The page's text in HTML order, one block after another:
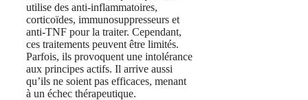
utilise des anti-inflammatoires,
corticoïdes, immunosuppresseurs et
anti-TNF pour la traiter. Cependant,
ces traitements peuvent être limités.
Parfois, ils provoquent une intolérance
aux principes actifs. Il arrive aussi
qu’ils ne soient pas efficaces, menant
à un échec thérapeutique.